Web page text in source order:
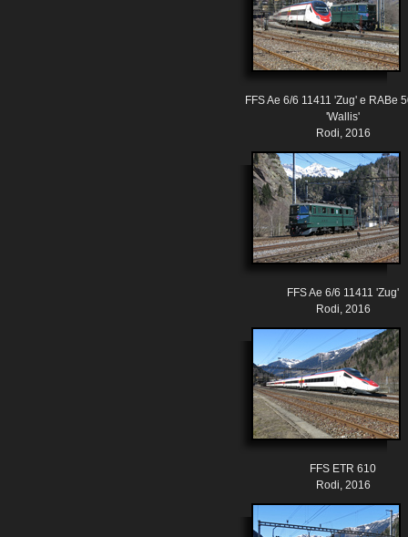
FFS Ae 6/6 11411 'Zug' e RABe
'Wallis'
Rodi, 2016
FFS Ae 6/6 11411 'Zug'
Rodi, 2016
FFS ETR 610
Rodi, 2016